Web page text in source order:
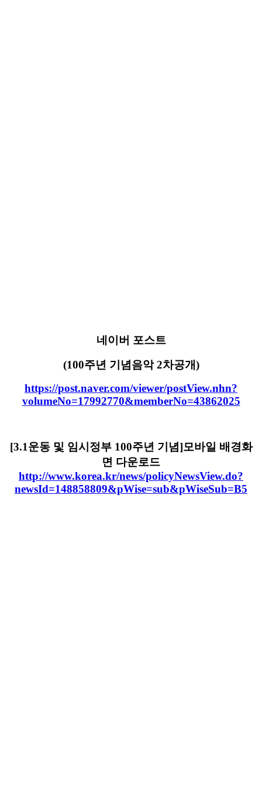
네이버 포스트
(100주년 기념음악 2차공개)
https://post.naver.com/viewer/postView.nhn?
volumeNo=17992770&memberNo=43862025
[3.1운동 및 임시정부 100주년 기념]모바일 배경화
면 다운로드
http://www.korea.kr/news/policyNewsView.do?
newsId=148858809&pWise=sub&pWiseSub=B5